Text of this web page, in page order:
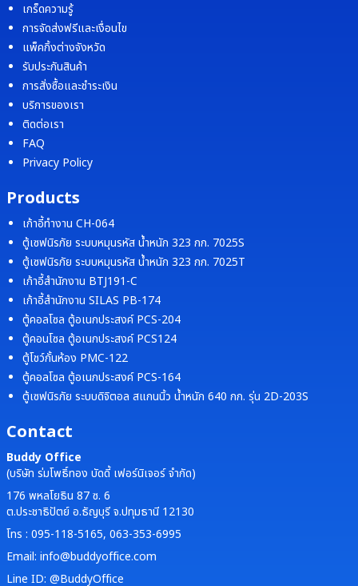
เกร็ดความรู้
การจัดส่งฟรีและเงื่อนไข
แพ็คกิ้งต่างจังหวัด
รับประกันสินค้า
การสั่งซื้อและชำระเงิน
บริการของเรา
ติดต่อเรา
FAQ
Privacy Policy
Products
เก้าอี้ทำงาน CH-064
ตู้เซฟนิรภัย ระบบหมุนรหัส น้ำหนัก 323 กก. 7025S
ตู้เซฟนิรภัย ระบบหมุนรหัส น้ำหนัก 323 กก. 7025T
เก้าอี้สำนักงาน BTJ191-C
เก้าอี้สำนักงาน SILAS PB-174
ตู้คอลโซล ตู้อเนกประสงค์ PCS-204
ตู้คอนโซล ตู้อเนกประสงค์ PCS124
ตู้โชว์กั้นห้อง PMC-122
ตู้คอลโซล ตู้อเนกประสงค์ PCS-164
ตู้เซฟนิรภัย ระบบดิจิตอล สแกนนิ้ว น้ำหนัก 640 กก. รุ่น 2D-203S
Contact
Buddy Office
(บริษัท ร่มโพธิ์ทอง บัดดี้ เฟอร์นิเจอร์ จำกัด)
176 พหลโยธิน 87 ซ. 6
ต.ประชาธิปัตย์ อ.ธัญบุรี จ.ปทุมธานี 12130
โทร : 095-118-5165, 063-353-6995
Email: info@buddyoffice.com
Line ID: @BuddyOffice